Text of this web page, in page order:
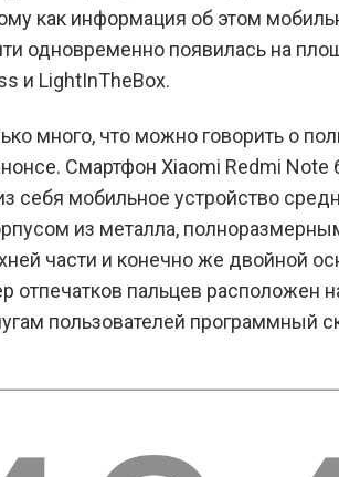
как информация об этом
одновременно появилась на
и LightInTheBox.
много, что можно говорить о
Смартфон Xiaomi Redmi Note
себя мобильное устройство
из металла,
части и конечно же двойной
отпечатков пальцев расположен
пользователей программный